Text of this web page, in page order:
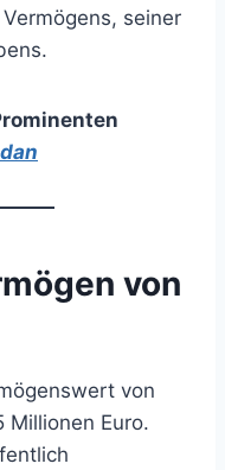
seiner
von
von
Millionen Euro.